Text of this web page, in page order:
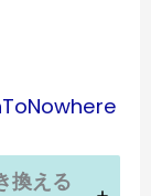
換える